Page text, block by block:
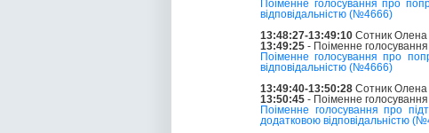
Поіменне голосування про
відповідальністю (№4666)
13:48:27-13:49:10 Сотник Олена
13:49:25 - Поіменне голосування
Поіменне голосування про
відповідальністю (№4666)
13:49:40-13:50:28 Сотник Олена
13:50:45 - Поіменне голосування
Поіменне голосування про
додатковою відповідальністю